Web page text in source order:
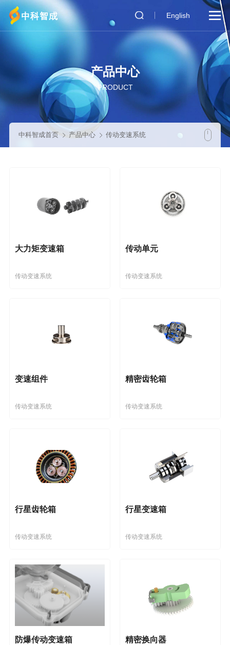
English 
产品中心
PRODUCT
中科智成首页 产品中心 传动变速系统
大力矩变速箱
传动变速系统
传动单元
传动变速系统
变速组件
传动变速系统
精密齿轮箱
传动变速系统
行星齿轮箱
传动变速系统
行星变速箱
传动变速系统
防爆传动变速箱 精密换向器